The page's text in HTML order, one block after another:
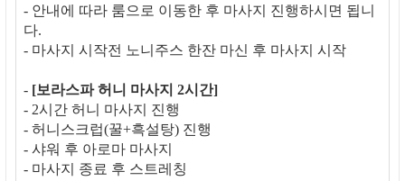
- 안내에 따라 룸으로 이동한 후 마사지 진행하시면 됩니
다.
- 마사지 시작전 노니주스 한잔 마신 후 마사지 시작
- [보라스파 허니 마사지 2시간]
- 2시간 허니 마사지 진행
- 허니스크럽(꿀+흑설탕) 진행
- 샤워 후 아로마 마사지
- 마사지 종료 후 스트레칭